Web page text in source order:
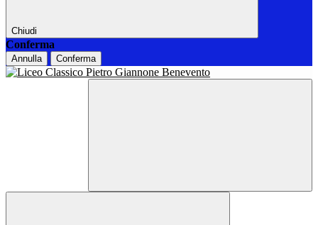
Chiudi
Conferma
Annulla Conferma